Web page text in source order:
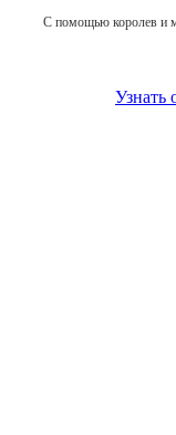
С помощью королев и
Узнать